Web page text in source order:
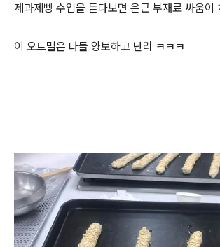
제과제빵 수업을 듣다보면 은근 부재료 싸움이
이 오트밀은 다들 양보하고 난리 ㅋㅋㅋ